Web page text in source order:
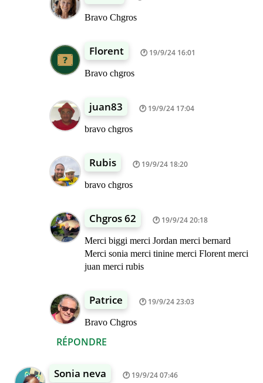
RÉPONDRE
Bravo Chgros
Florent 19/9/24 16:01
Bravo chgros
juan83 19/9/24 17:04
bravo chgros
Rubis 19/9/24 18:20
bravo chgros
Chgros 62 19/9/24 20:18
Merci biggi merci Jordan merci bernard
Merci sonia merci tinine merci Florent merci
juan merci rubis
Patrice 19/9/24 23:03
Bravo Chgros
Sonia neva 19/9/24 07:46